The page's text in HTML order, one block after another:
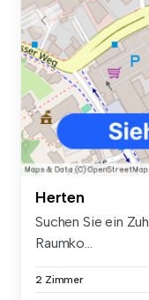
Herten
Suchen Sie ein
Raumko...
2 Zimmer